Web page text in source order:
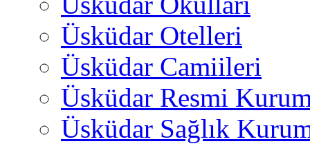
Üsküdar Otelleri
Üsküdar Camiileri
Üsküdar Resmi
Üsküdar Sağlık